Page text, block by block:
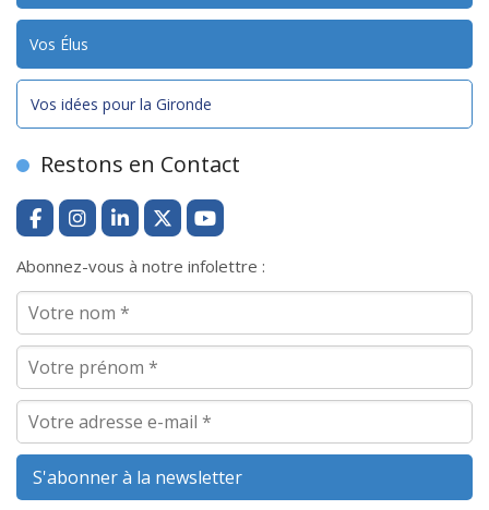
Vos Élus
Vos idées pour la Gironde
Restons en Contact
Abonnez-vous à notre infolettre :